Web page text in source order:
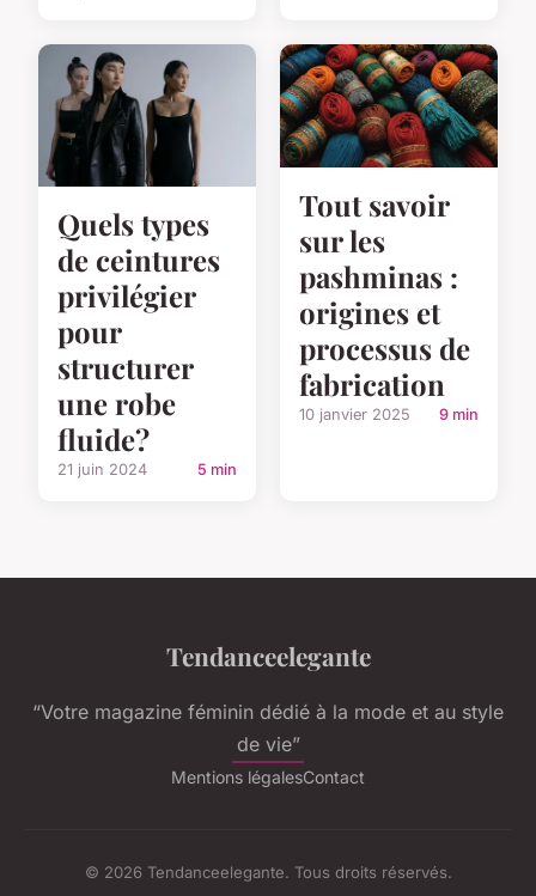
Quels types
de ceintures
privilégier
pour
structurer
une robe
fluide?
21 juin 2024 5 min
Tout savoir
sur les
pashminas :
origines et
processus de
fabrication
10 janvier 2025 9 min
Tendanceelegante
“Votre magazine féminin dédié à la mode et au style
de vie”
Mentions légalesContact
© 2026 Tendanceelegante. Tous droits réservés.